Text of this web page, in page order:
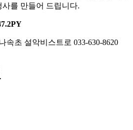
를 만들어 드립니다.
속초 설악비스트로 033-630-8620